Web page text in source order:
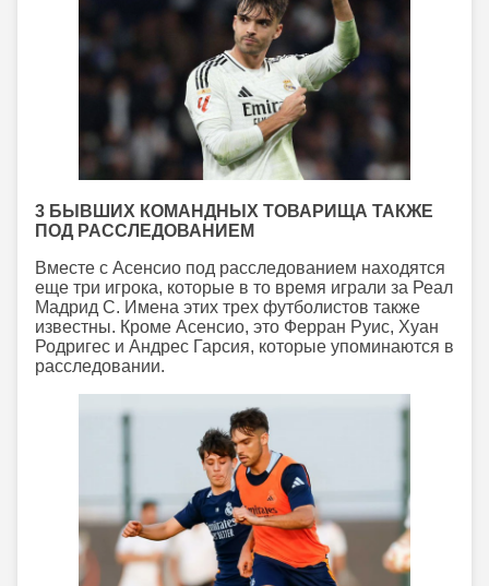
3 БЫВШИХ КОМАНДНЫХ ТОВАРИЩА ТАКЖЕ
ПОД РАССЛЕДОВАНИЕМ
Вместе с Асенсио под расследованием находятся
еще три игрока, которые в то время играли за Реал
Мадрид C. Имена этих трех футболистов также
известны. Кроме Асенсио, это Ферран Руис, Хуан
Родригес и Андрес Гарсия, которые упоминаются в
расследовании.